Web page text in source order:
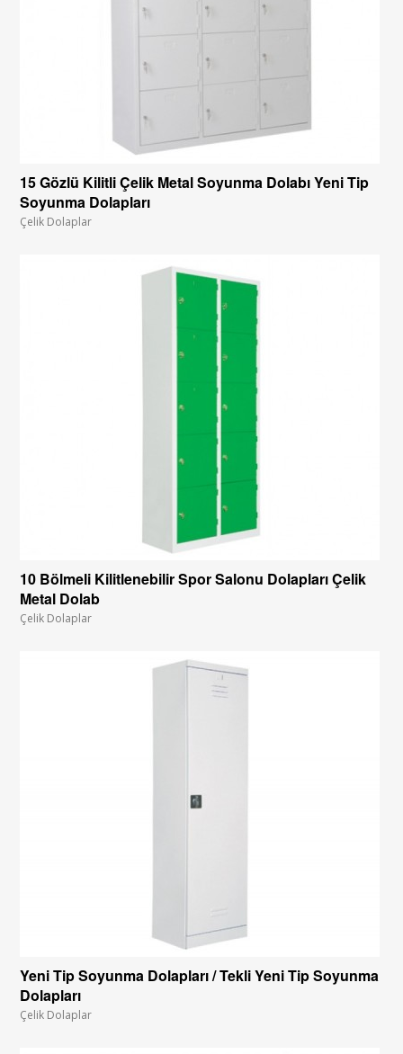
15 Gözlü Kilitli Çelik Metal Soyunma Dolabı Yeni Tip
Soyunma Dolapları
Çelik Dolaplar
10 Bölmeli Kilitlenebilir Spor Salonu Dolapları Çelik
Metal Dolab
Çelik Dolaplar
Yeni Tip Soyunma Dolapları / Tekli Yeni Tip Soyunma
Dolapları
Çelik Dolaplar